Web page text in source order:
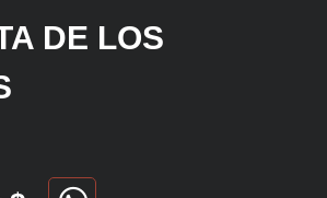
DE LOS